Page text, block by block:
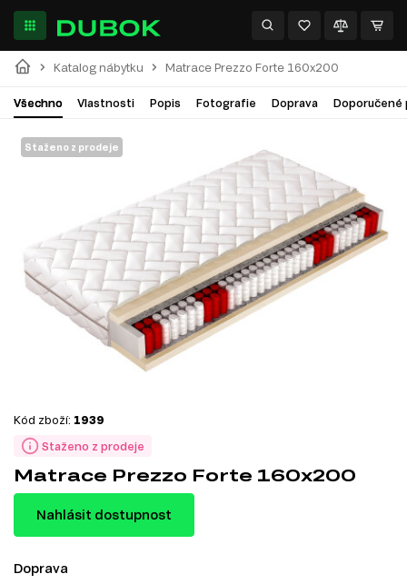
Katalog nábytku Matrace Prezzo Forte 160x200
Všechno Vlastnosti Popis Fotografie Doprava Doporučené
Staženo z prodeje
Staženo z prodeje
Kód zboží: 1939
Matrace Prezzo Forte 160x200
Nahlásit dostupnost
Doprava